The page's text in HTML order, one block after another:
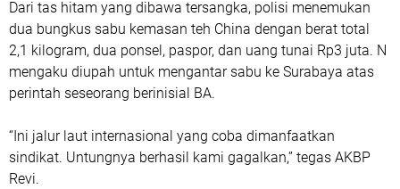
Dari tas hitam yang dibawa tersangka, polisi menemukan
dua bungkus sabu kemasan teh China dengan berat total
2,1 kilogram, dua ponsel, paspor, dan uang tunai Rp3 juta. N
mengaku diupah untuk mengantar sabu ke Surabaya atas
perintah seseorang berinisial BA.
“Ini jalur laut internasional yang coba dimanfaatkan
sindikat. Untungnya berhasil kami gagalkan,” tegas AKBP
Revi.